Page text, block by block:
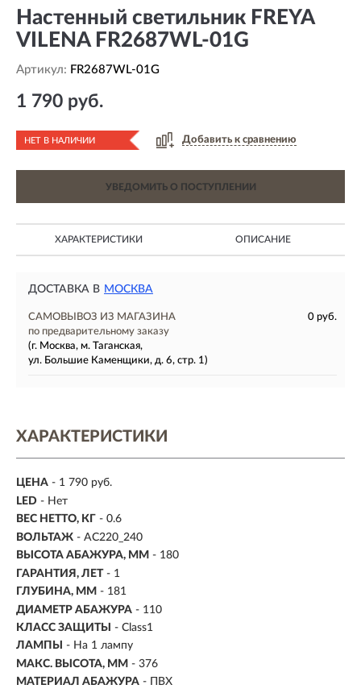
Настенный светильник FREYA
VILENA FR2687WL-01G
Артикул: FR2687WL-01G
1 790 руб.
НЕТ В НАЛИЧИИ Добавить к сравнению
УВЕДОМИТЬ О ПОСТУПЛЕНИИ
ХАРАКТЕРИСТИКИ ОПИСАНИЕ
ДОСТАВКА В МОСКВА
САМОВЫВОЗ ИЗ МАГАЗИНА
0 руб.
по предварительному заказу
(г. Москва, м. Таганская,
ул. Большие Каменщики, д. 6, стр. 1)
ХАРАКТЕРИСТИКИ
ЦЕНА - 1 790 руб.
LED - Нет
ВЕС НЕТТО, КГ - 0.6
ВОЛЬТАЖ - AC220_240
ВЫСОТА АБАЖУРА, ММ - 180
ГАРАНТИЯ, ЛЕТ - 1
ГЛУБИНА, ММ - 181
ДИАМЕТР АБАЖУРА - 110
КЛАСС ЗАЩИТЫ
- Class1
ЛАМПЫ
- На 1 лампу
МАКС. ВЫСОТА, ММ - 376
МАТЕРИАЛ АБАЖУРА -
ПВХ